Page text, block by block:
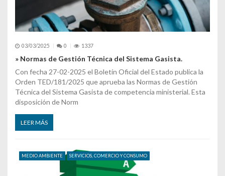
03/03/2025 0 1337
» Normas de Gestión Técnica del Sistema Gasista.
Con fecha 27-02-2025 el Boletín Oficial del Estado publica la
Orden TED/181/2025 que aprueba las Normas de Gestión
Técnica del Sistema Gasista de competencia ministerial. Esta
disposición de Norm
LEER MÁS
MEDIO AMBIENTE SERVICIOS, COMERCIO Y CONSUMO